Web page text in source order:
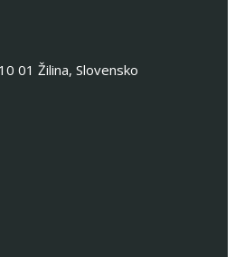
01 Žilina, Slovensko